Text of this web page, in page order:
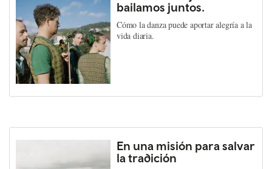
bailamos juntos.
Cómo la danza puede aportar alegría a la
vida diaria.
En una misión para salvar
la tradición